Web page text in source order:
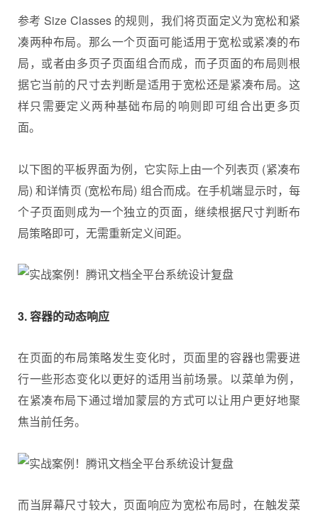
参考 Size Classes 的规则，我们将页面定义为宽松和紧
凑两种布局。那么一个页面可能适用于宽松或紧凑的布
局，或者由多页子页面组合而成，而子页面的布局则根
据它当前的尺寸去判断是适用于宽松还是紧凑布局。这
样只需要定义两种基础布局的响则即可组合出更多页
面。
以下图的平板界面为例，它实际上由一个列表页 (紧凑布
局) 和详情页 (宽松布局) 组合而成。在手机端显示时，每
个子页面则成为一个独立的页面，继续根据尺寸判断布
局策略即可，无需重新定义间距。
3. 容器的动态响应
在页面的布局策略发生变化时，页面里的容器也需要进
行一些形态变化以更好的适用当前场景。以菜单为例，
在紧凑布局下通过增加蒙层的方式可以让用户更好地聚
焦当前任务。
而当屏幕尺寸较大，页面响应为宽松布局时，在触发菜